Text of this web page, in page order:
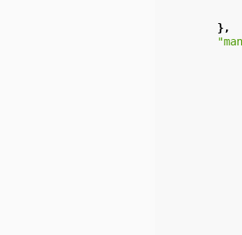
},